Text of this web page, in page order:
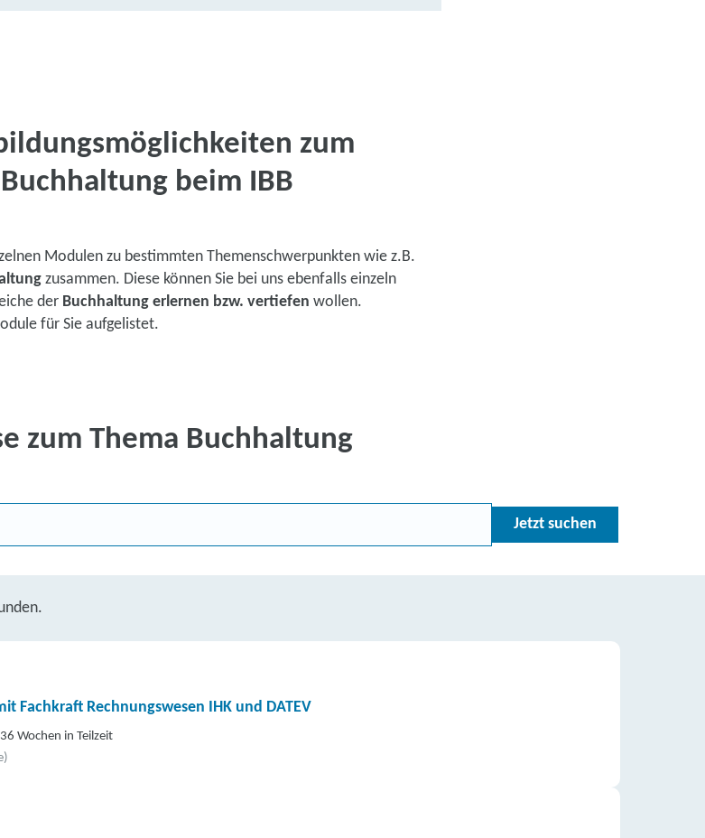
zum
beim IBB
Modulen zu bestimmten Themenschwerpunkten wie z.B.
zusammen. Diese können Sie bei uns ebenfalls einzeln
der Buchhaltung erlernen bzw. vertiefen wollen.
für Sie aufgelistet.
zum Thema Buchhaltung
Jetzt suchen
Fachkraft Rechnungswesen IHK und DATEV
Wochen in Teilzeit